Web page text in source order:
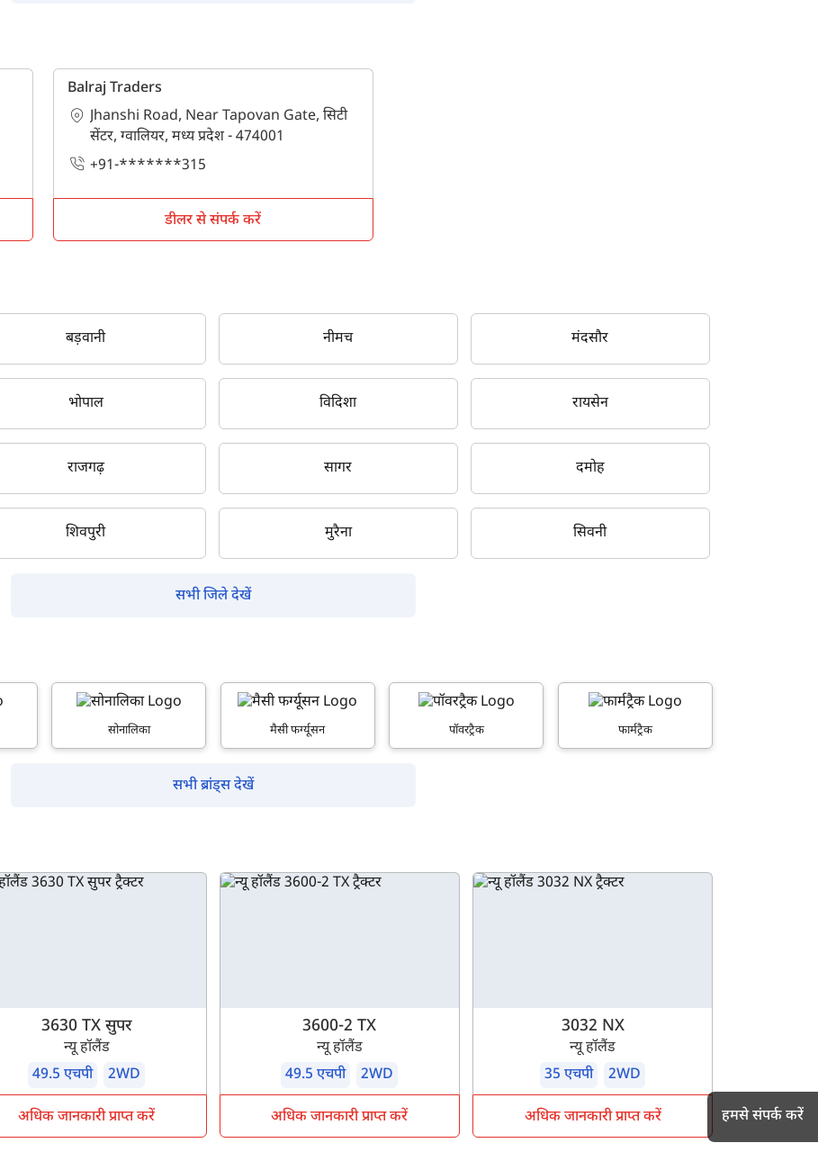
Balraj Traders
Jhanshi Road, Near Tapovan Gate, सिटी
सेंटर, ग्वालियर, मध्य प्रदेश - 474001
+91-*******315
डीलर से संपर्क करें
बड़वानी नीमच मंदसौर
भोपाल विदिशा रायसेन
राजगढ़ सागर दमोह
शिवपुरी मुरैना सिवनी
सभी जिले देखें
सोनालिका मैसी फर्ग्यूसन पॉवरट्रैक फार्मट्रैक
सभी ब्रांड्स देखें
3630 TX सुपर
न्यू हॉलैंड
49.5 एचपी
2WD
अधिक जानकारी प्राप्त करें
3600-2 TX
न्यू हॉलैंड
49.5 एचपी
2WD
अधिक जानकारी प्राप्त करें
3032 NX
न्यू हॉलैंड
35 एचपी
2WD
अधिक जानकारी प्राप्त करें हमसे संपर्क करें
पूछताछ के लिए*
ओटीपी दर्ज करें
क्या आप बिना फॉर्म भरे जाना चाहते हैं?
इसे पूरा करने में 30 सेकंड से भी कम समय लगेगा।
आपकी जानकारी हमारे पास सुरक्षित है।